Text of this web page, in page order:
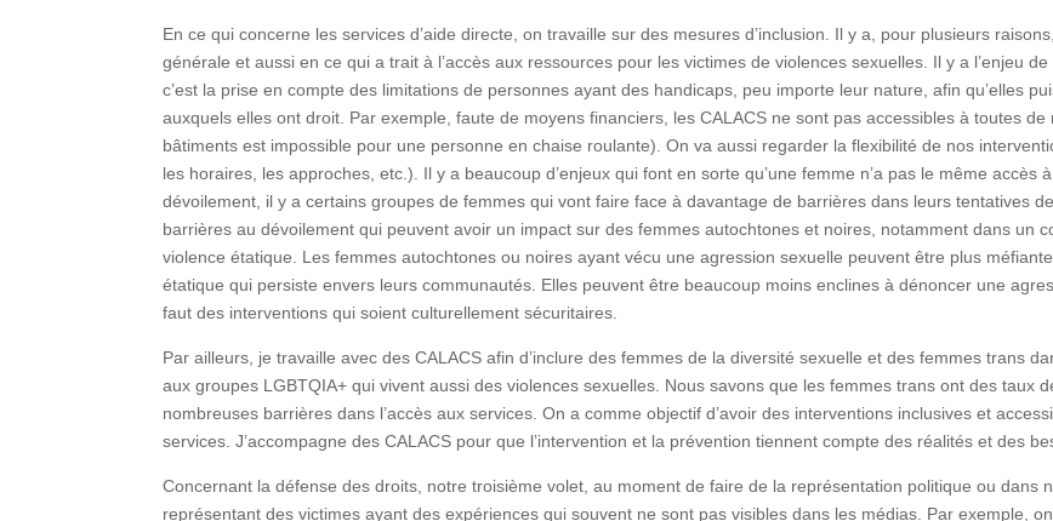
En ce qui concerne les services d’aide directe, on travaille sur des mesures d’inclusion. Il y a, pour plusieurs
générale et aussi en ce qui a trait à l’accès aux ressources pour les victimes de violences sexuelles. Il y a l’enjeu
c’est la prise en compte des limitations de personnes ayant des handicaps, peu importe leur nature, afin qu’elles
auxquels elles ont droit. Par exemple, faute de moyens financiers, les CALACS ne sont pas accessibles à toutes
bâtiments est impossible pour une personne en chaise roulante). On va aussi regarder la flexibilité de nos
les horaires, les approches, etc.). Il y a beaucoup d’enjeux qui font en sorte qu’une femme n’a pas le même accès
dévoilement, il y a certains groupes de femmes qui vont faire face à davantage de barrières dans leurs tentatives
barrières au dévoilement qui peuvent avoir un impact sur des femmes autochtones et noires, notamment dans un
violence étatique. Les femmes autochtones ou noires ayant vécu une agression sexuelle peuvent être plus
étatique qui persiste envers leurs communautés. Elles peuvent être beaucoup moins enclines à dénoncer une
faut des interventions qui soient culturellement sécuritaires.
Par ailleurs, je travaille avec des CALACS afin d’inclure des femmes de la diversité sexuelle et des femmes trans
aux groupes LGBTQIA+ qui vivent aussi des violences sexuelles. Nous savons que les femmes trans ont des taux
nombreuses barrières dans l’accès aux services. On a comme objectif d’avoir des interventions inclusives et
services. J’accompagne des CALACS pour que l’intervention et la prévention tiennent compte des réalités et des
Concernant la défense des droits, notre troisième volet, au moment de faire de la représentation politique ou dans
représentant des victimes ayant des expériences qui souvent ne sont pas visibles dans les médias. Par exemple,